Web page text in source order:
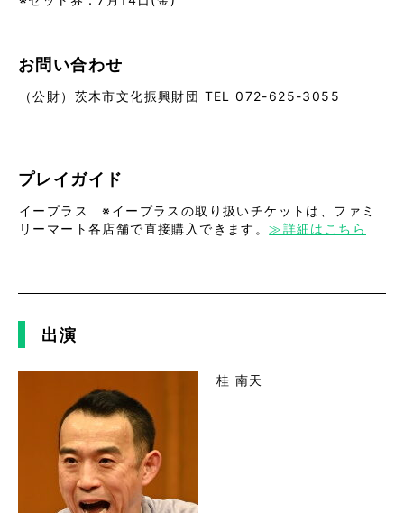
お問い合わせ
（公財）茨木市文化振興財団 TEL 072-625-3055
プレイガイド
イープラス ※イープラスの取り扱いチケットは、ファミ
リーマート各店舗で直接購入できます。≫詳細はこちら
出演
桂 南天